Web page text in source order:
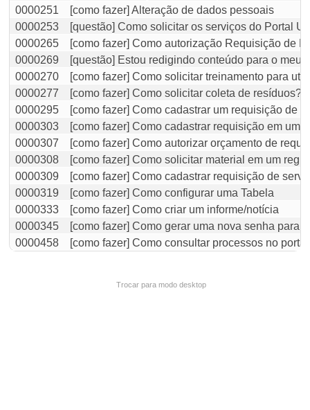
0000251
[como fazer] Alteração de dados pessoais
0000253
[questão] Como solicitar os serviços do Portal
0000265
[como fazer] Como autorização Requisição de
0000269
[questão] Estou redigindo conteúdo para o meu
0000270
[como fazer] Como solicitar treinamento para
0000277
[como fazer] Como solicitar coleta de resíduos?
0000295
[como fazer] Como cadastrar um requisição de
0000303
[como fazer] Como cadastrar requisição em
0000307
[como fazer] Como autorizar orçamento de
0000308
[como fazer] Como solicitar material em um
0000309
[como fazer] Como cadastrar requisição de
0000319
[como fazer] Como configurar uma Tabela
0000333
[como fazer] Como criar um informe/notícia
0000345
[como fazer] Como gerar uma nova senha para
0000458
[como fazer] Como consultar processos no
Trocar para modo desktop